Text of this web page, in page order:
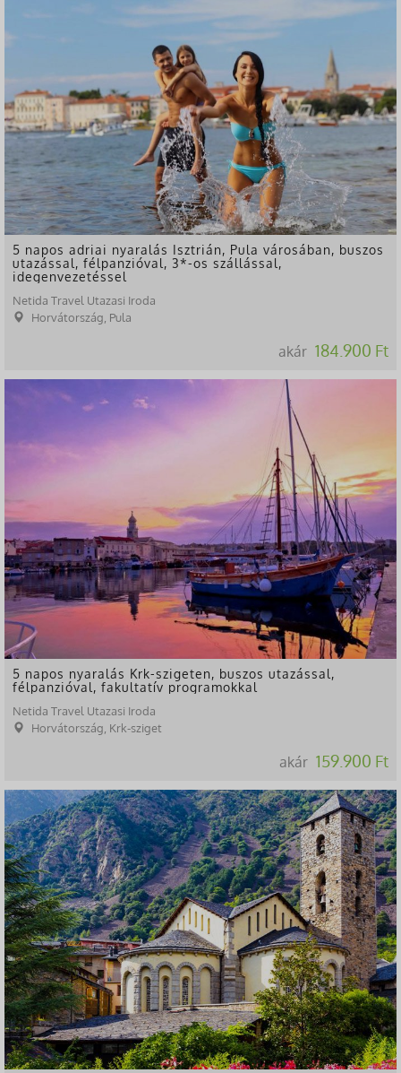
5 napos adriai nyaralás Isztrián, Pula városában, buszos
utazással, félpanzióval, 3*-os szállással,
idegenvezetéssel
Netida Travel Utazasi Iroda
Horvátország, Pula
akár 184.900 Ft
5 napos nyaralás Krk-szigeten, buszos utazással,
félpanzióval, fakultatív programokkal
Netida Travel Utazasi Iroda
Horvátország, Krk-sziget
akár 159.900 Ft